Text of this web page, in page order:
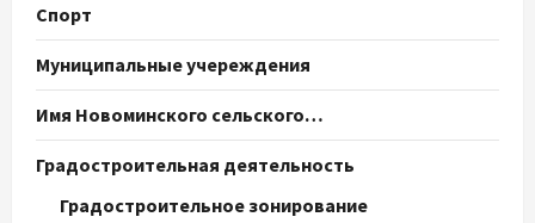
Спорт
Муниципальные учереждения
Имя Новоминского сельского…
Градостроительная деятельность
Градостроительное зонирование